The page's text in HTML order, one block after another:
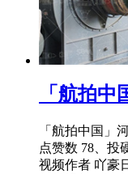
「航拍
「航拍中国」
点赞数 78、投
视频作者 吖豪